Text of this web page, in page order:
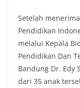
Setelah
Pendidikan
melalui Kepala
Pendidikan Dan
Bandung Dr. Edy
dari 35 anak